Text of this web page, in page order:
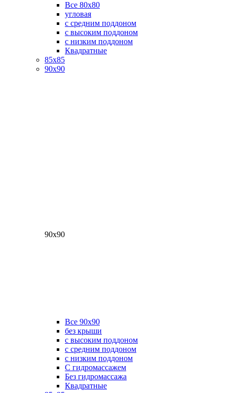
Все 80х80
угловая
с средним поддоном
с высоким поддоном
с низким поддоном
Квадратные
85х85
90х90
90х90
Все 90х90
без крыши
с высоким поддоном
с средним поддоном
с низким поддоном
С гидромассажем
Без гидромассажа
Квадратные